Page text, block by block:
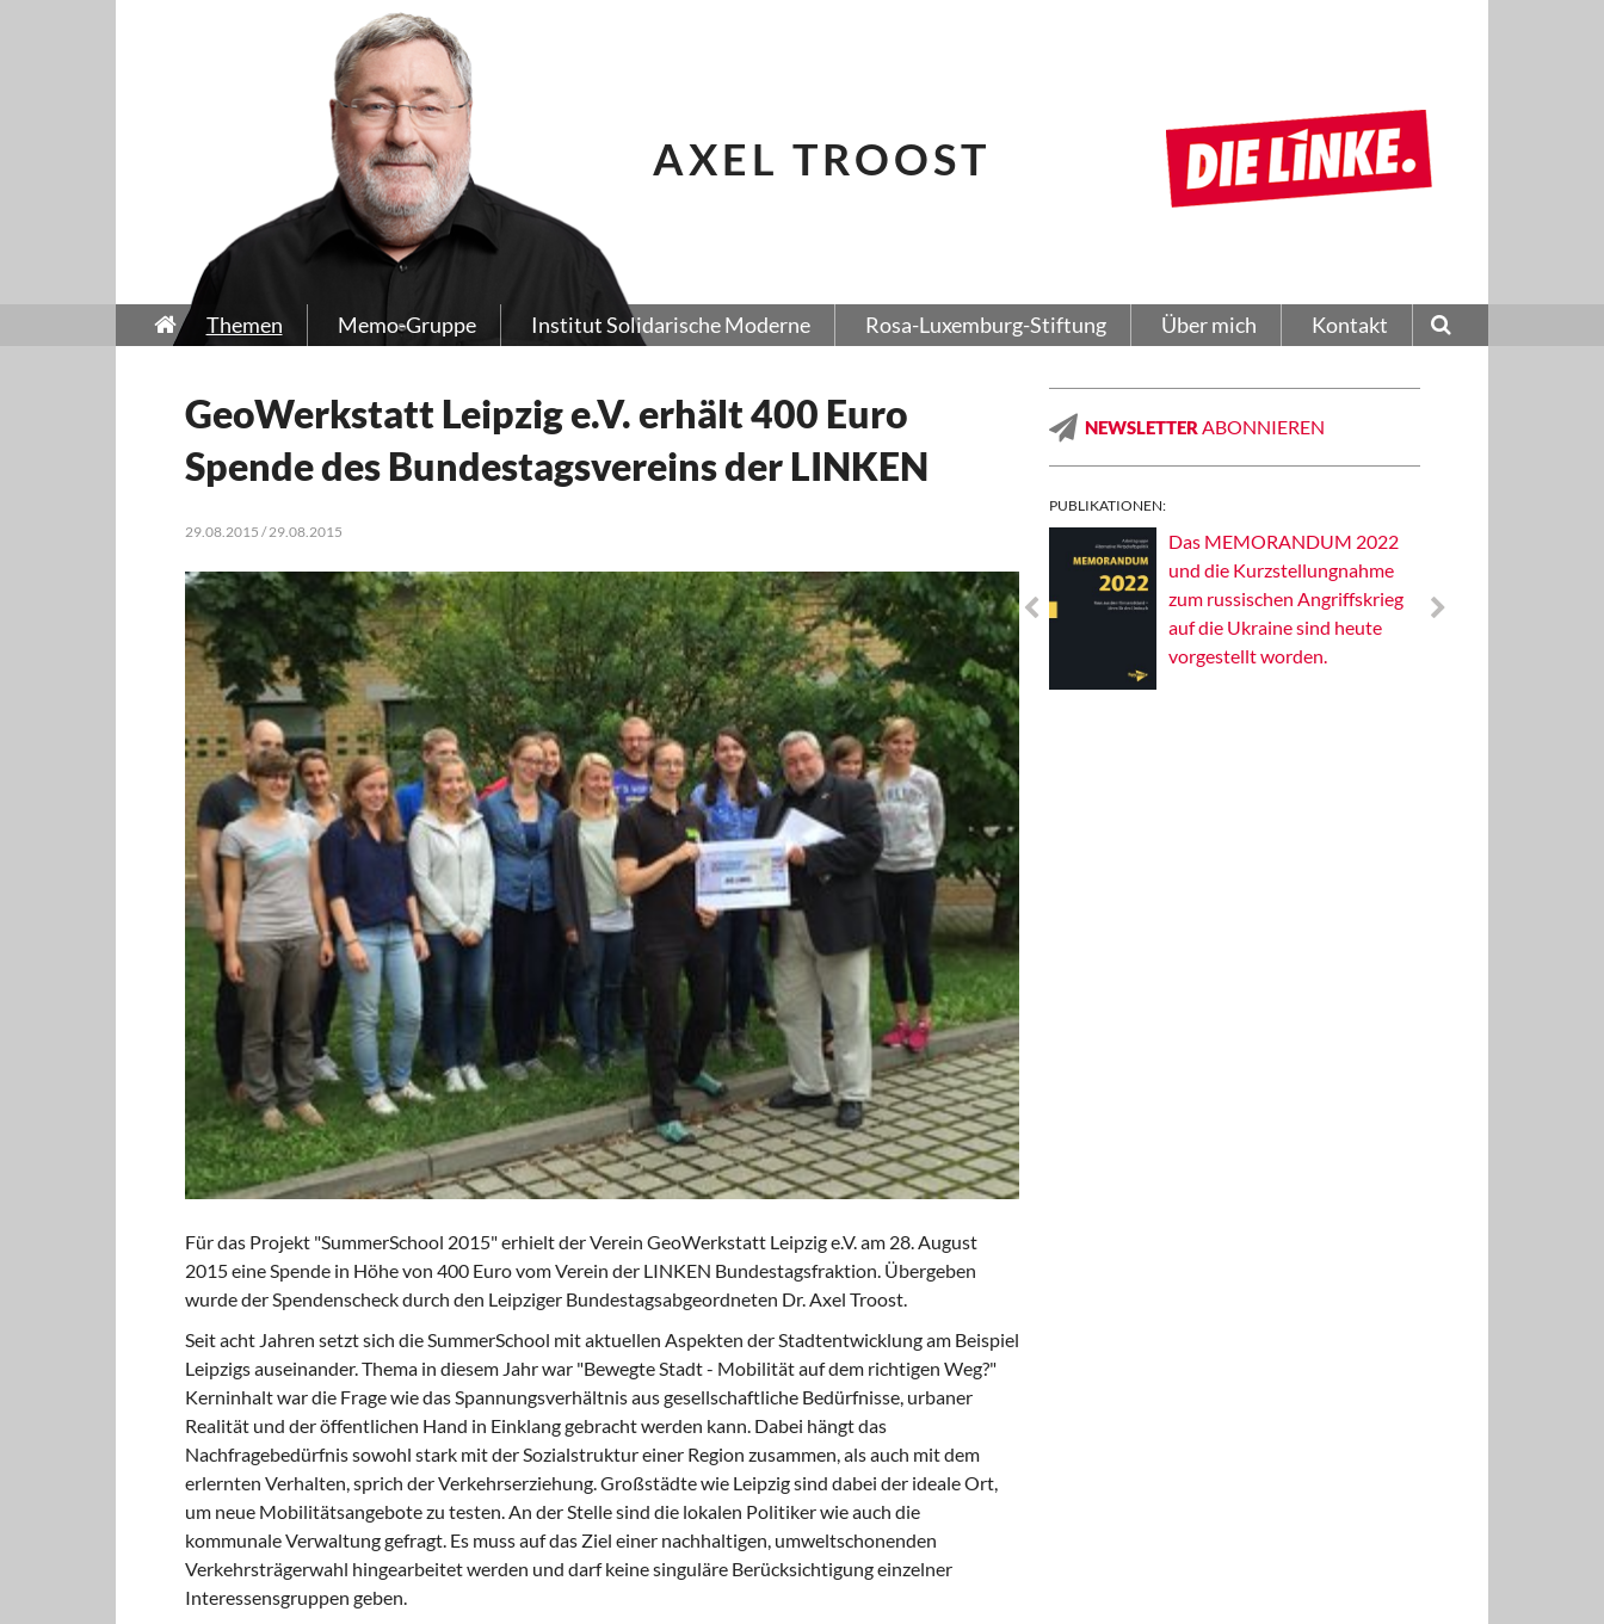
AXEL TROOST
Themen Memo-Gruppe Institut Solidarische Moderne Rosa-Luxemburg-Stiftung Über mich Kontakt
GeoWerkstatt Leipzig e.V. erhält 400 Euro
Spende des Bundestagsvereins der LINKEN
29.08.2015 / 29.08.2015
Für das Projekt "SummerSchool 2015" erhielt der Verein GeoWerkstatt Leipzig e.V. am 28. August
2015 eine Spende in Höhe von 400 Euro vom Verein der LINKEN Bundestagsfraktion. Übergeben
wurde der Spendenscheck durch den Leipziger Bundestagsabgeordneten Dr. Axel Troost.
Seit acht Jahren setzt sich die SummerSchool mit aktuellen Aspekten der Stadtentwicklung am Beispiel
Leipzigs auseinander. Thema in diesem Jahr war "Bewegte Stadt - Mobilität auf dem richtigen Weg?"
Kerninhalt war die Frage wie das Spannungsverhältnis aus gesellschaftliche Bedürfnisse, urbaner
Realität und der öffentlichen Hand in Einklang gebracht werden kann. Dabei hängt das
Nachfragebedürfnis sowohl stark mit der Sozialstruktur einer Region zusammen, als auch mit dem
erlernten Verhalten, sprich der Verkehrserziehung. Großstädte wie Leipzig sind dabei der ideale Ort,
um neue Mobilitätsangebote zu testen. An der Stelle sind die lokalen Politiker wie auch die
kommunale Verwaltung gefragt. Es muss auf das Ziel einer nachhaltigen, umweltschonenden
Verkehrsträgerwahl hingearbeitet werden und darf keine singuläre Berücksichtigung einzelner
Interessensgruppen geben.
NEWSLETTER ABONNIEREN
PUBLIKATIONEN:
Mosaiklinke Perspektiven
Das MEMORANDUM 2022
und die Kurzstellungnahme
zum russischen Angriffskrieg
auf die Ukraine sind heute
vorgestellt worden.